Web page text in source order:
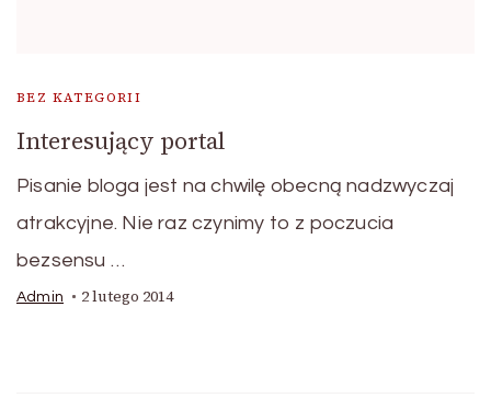
BEZ KATEGORII
Interesujący portal
Pisanie bloga jest na chwilę obecną nadzwyczaj
atrakcyjne. Nie raz czynimy to z poczucia
bezsensu …
Admin 2 lutego 2014